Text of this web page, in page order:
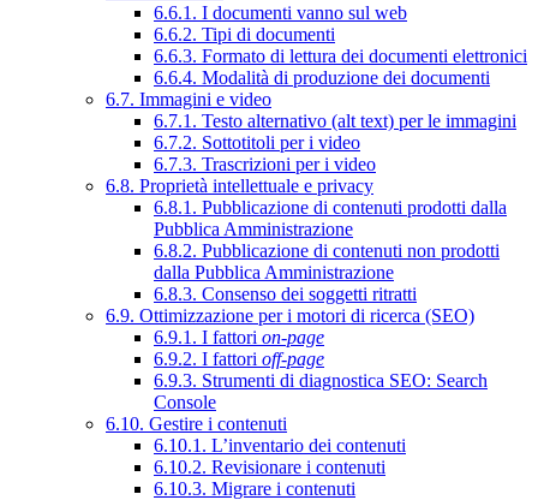
6.6.1. I documenti vanno sul web
6.6.2. Tipi di documenti
6.6.3. Formato di lettura dei documenti elettronici
6.6.4. Modalità di produzione dei documenti
6.7. Immagini e video
6.7.1. Testo alternativo (alt text) per le immagini
6.7.2. Sottotitoli per i video
6.7.3. Trascrizioni per i video
6.8. Proprietà intellettuale e privacy
6.8.1. Pubblicazione di contenuti prodotti dalla
Pubblica Amministrazione
6.8.2. Pubblicazione di contenuti non prodotti
dalla Pubblica Amministrazione
6.8.3. Consenso dei soggetti ritratti
6.9. Ottimizzazione per i motori di ricerca (SEO)
6.9.1. I fattori on-page
6.9.2. I fattori off-page
6.9.3. Strumenti di diagnostica SEO: Search
Console
6.10. Gestire i contenuti
6.10.1. L’inventario dei contenuti
6.10.2. Revisionare i contenuti
6.10.3. Migrare i contenuti